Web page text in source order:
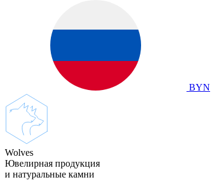
BYN
Wolves
Ювелирная продукция
и натуральные камни